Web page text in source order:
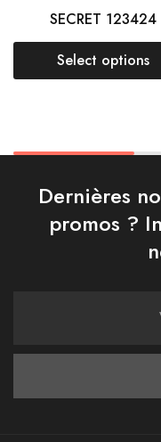
SECRET 123424
Select options
Dernières
promos ?